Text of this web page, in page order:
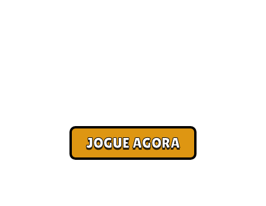
JOGUE AGORA